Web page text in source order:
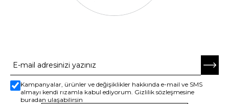
Kampanyalar, ürünler ve değişiklikler hakkında e-mail ve SMS
almayı kendi rızamla kabul ediyorum. Gizlilik sözleşmesine
buradan ulaşabilirsin